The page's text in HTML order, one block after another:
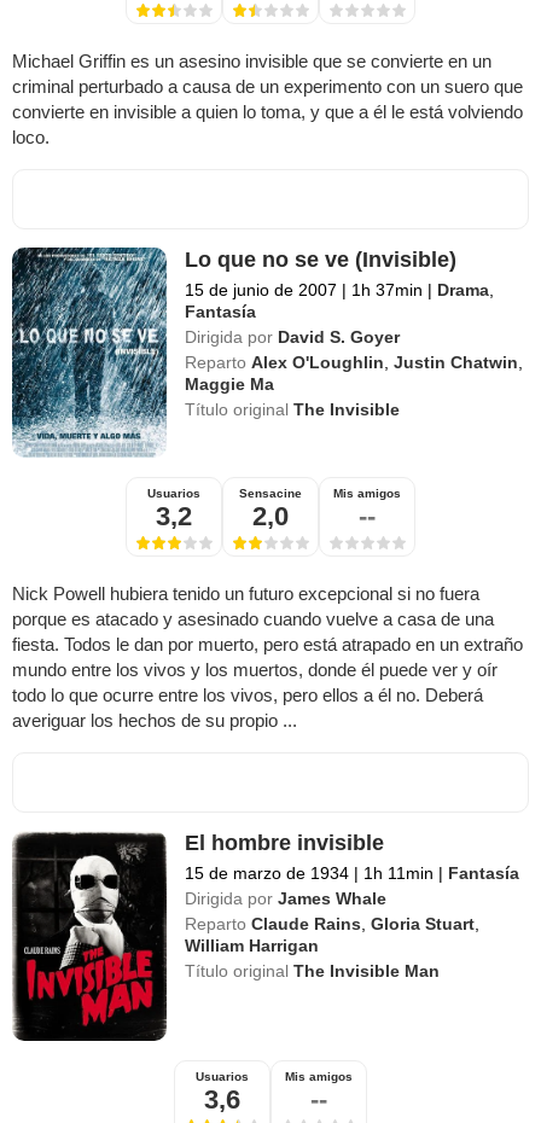
Michael Griffin es un asesino invisible que se convierte en un
criminal perturbado a causa de un experimento con un suero que
convierte en invisible a quien lo toma, y que a él le está volviendo
loco.
Lo que no se ve (Invisible)
15 de junio de 2007 | 1h 37min | Drama
Fantasía
Dirigida por David S. Goyer
Reparto Alex O'Loughlin ,Justin Chatwin
Maggie Ma
Título originalThe Invisible
Usuarios
3,2
Sensacine
2,0
Mis amigos
--
Nick Powell hubiera tenido un futuro excepcional si no fuera
porque es atacado y asesinado cuando vuelve a casa de una
fiesta. Todos le dan por muerto, pero está atrapado en un extraño
mundo entre los vivos y los muertos, donde él puede ver y oír
todo lo que ocurre entre los vivos, pero ellos a él no. Deberá
averiguar los hechos de su propio ...
El hombre invisible
15 de marzo de 1934 | 1h 11min | Fantasía
Dirigida por James Whale
Reparto Claude Rains ,Gloria Stuart
William Harrigan
Título originalThe Invisible Man
Usuarios
3,6
Mis amigos
--